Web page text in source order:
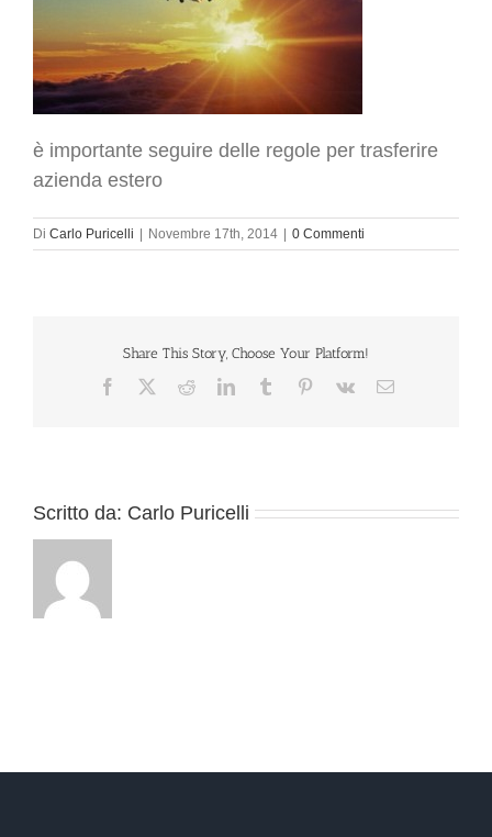
è importante seguire delle regole per trasferire
azienda estero
Di Carlo Puricelli Novembre 17th, 2014 0 Commenti
Share This Story, Choose Your Platform!
Facebook RedditLinkedInTumblr Pinterest
Vk Email
Scritto da: Carlo Puricelli